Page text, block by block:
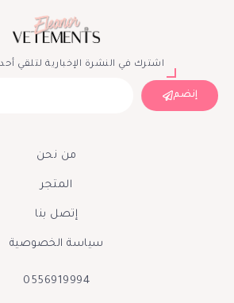
اشترك في النشرة الإخبارية لتلقي
إنضم
من نحن
المتجر
إتصل بنا
سياسة الخصوصية
0556919994